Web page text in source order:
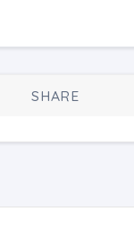
SHARE